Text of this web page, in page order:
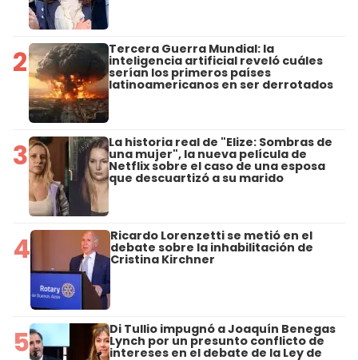
2 Tercera Guerra Mundial: la
inteligencia artificial reveló cuáles
serían los primeros países
latinoamericanos en ser derrotados
3 La historia real de "Elize: Sombras de
una mujer", la nueva película de
Netflix sobre el caso de una esposa
que descuartizó a su marido
4 Ricardo Lorenzetti se metió en el
debate sobre la inhabilitación de
Cristina Kirchner
5 Di Tullio impugnó a Joaquín Benegas
Lynch por un presunto conflicto de
intereses en el debate de la Ley de